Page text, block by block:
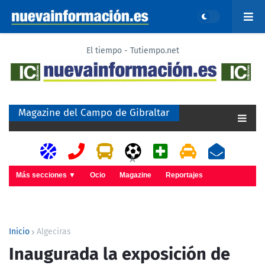
El tiempo - Tutiempo.net
Magazine del Campo de Gibraltar
A
Más secciones ▼ Ocio Magazine Reportajes
Inicio Algeciras
Inaugurada la exposición de